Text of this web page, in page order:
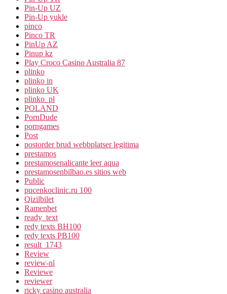
Pin-Up UZ
Pin-Up yukle
pinco
Pinco TR
PinUp AZ
Pinup kz
Play Croco Casino Australia 87
plinko
plinko in
plinko UK
plinko_pl
POLAND
PornDude
porngames
Post
postorder brud webbplatser legitima
prestamos
prestamosenalicante leer aqua
prestamosenbilbao.es sitios web
Public
pucenkoclinic.ru 100
Qizilbilet
Ramenbet
ready_text
redy texts BH100
redy texts PB100
result_1743
Review
review-nl
Reviewe
reviewer
ricky casino australia